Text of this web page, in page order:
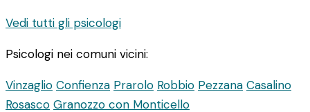
Vedi tutti gli psicologi
Psicologi nei comuni vicini:
Vinzaglio Confienza Prarolo Robbio Pezzana Casalino
Rosasco Granozzo con Monticello